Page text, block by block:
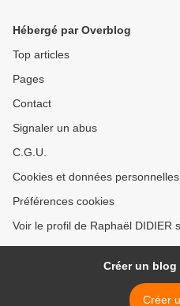
Hébergé par Overblog
Top articles
Pages
Contact
Signaler un abus
C.G.U.
Cookies et données personnelles
Préférences cookies
Voir le profil de Raphaël DIDIER
Créer un
Créer